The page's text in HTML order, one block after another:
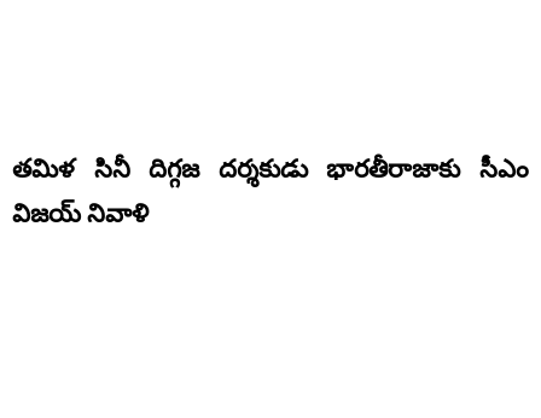
తమిళ సినీ దిగ్గజ దర్శకుడు భారతీరాజాకు సీఎం
విజయ్ నివాళి